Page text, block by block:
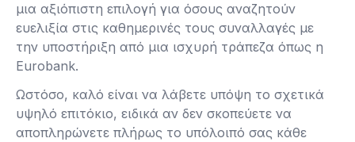
μια αξιόπιστη επιλογή για όσους αναζητούν
ευελιξία στις καθημερινές τους συναλλαγές με
την υποστήριξη από μια ισχυρή τράπεζα όπως η
Eurobank.
Ωστόσο, καλό είναι να λάβετε υπόψη το σχετικά
υψηλό επιτόκιο, ειδικά αν δεν σκοπεύετε να
αποπληρώνετε πλήρως το υπόλοιπό σας κάθε